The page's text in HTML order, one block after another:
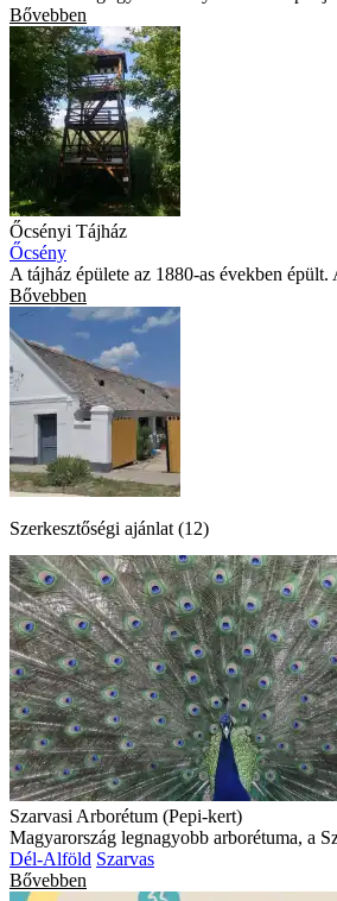
Bővebben
Őcsényi Tájház
Őcsény
A tájház épülete az 1880-as években épült.
Bővebben
Szerkesztőségi ajánlat (12)
Szarvasi Arborétum (Pepi-kert)
Magyarország legnagyobb arborétuma, a
Dél-Alföld Szarvas
Bővebben